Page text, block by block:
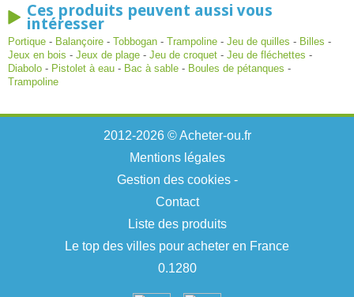
Ces produits peuvent aussi vous
intéresser
Portique - Balançoire - Tobbogan - Trampoline - Jeu de quilles - Billes -
Jeux en bois - Jeux de plage - Jeu de croquet - Jeu de fléchettes -
Diabolo - Pistolet à eau - Bac à sable - Boules de pétanques -
Trampoline
2012-2026 © Acheter-ou.fr
Mentions légales
Gestion des cookies-
Contact
Liste des produits
Le top des villes pour acheter en France
0.1280